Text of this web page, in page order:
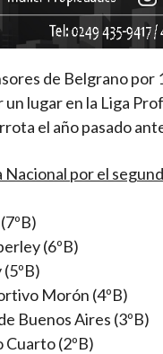
de Belgrano por
lugar en la Liga
el año pasado
por el
(6ºB)
Morón (4ºB)
Buenos Aires (3ºB)
Cuarto (2ºB)